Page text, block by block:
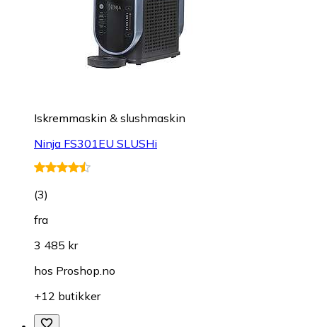
Iskremmaskin & slushmaskin
Ninja FS301EU SLUSHi
(3)
fra
3 485 kr
hos Proshop.no
+12 butikker